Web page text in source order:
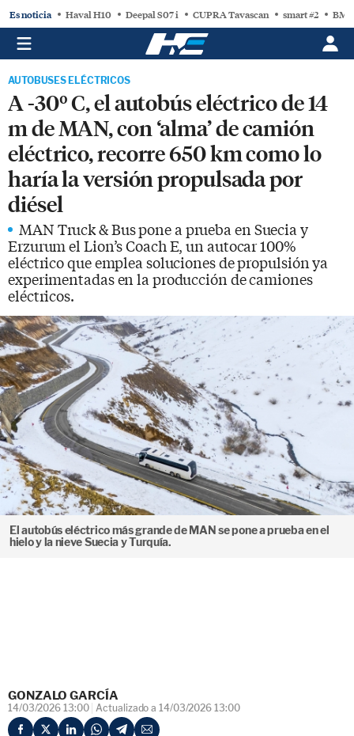
Es noticia Haval H10 Deepal S07 i CUPRA Tavascan smart #2
AUTOBUSES ELÉCTRICOS
A -30º C, el autobús eléctrico de 14
m de MAN, con ‘alma’ de camión
eléctrico, recorre 650 km como lo
haría la versión propulsada por
diésel
MAN Truck & Bus pone a prueba en Suecia y
Erzurum el Lion’s Coach E, un autocar 100%
eléctrico que emplea soluciones de propulsión ya
experimentadas en la producción de camiones
eléctricos.
El autobús eléctrico más grande de MAN se pone a prueba en el
hielo y la nieve Suecia y Turquía.
GONZALO GARCÍA
14/03/2026 13:00 Actualizado a 14/03/2026 13:00